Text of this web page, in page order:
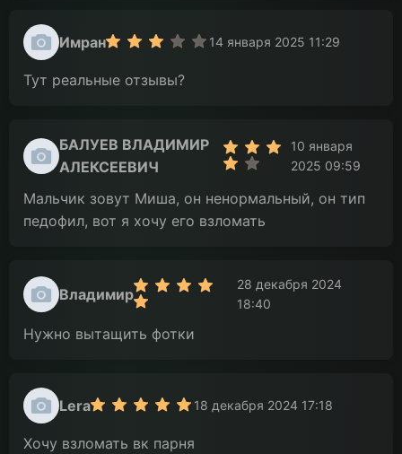
Имран 14 января 2025 11:29
Тут реальные отзывы?
БАЛУЕВ ВЛАДИМИР
АЛЕКСЕЕВИЧ
10 января
2025 09:59
Мальчик зовут Миша, он ненормальный, он тип
педофил, вот я хочу его взломать
Владимир
28 декабря 2024
18:40
Нужно вытащить фотки
Lera 18 декабря 2024 17:18
Хочу взломать вк парня